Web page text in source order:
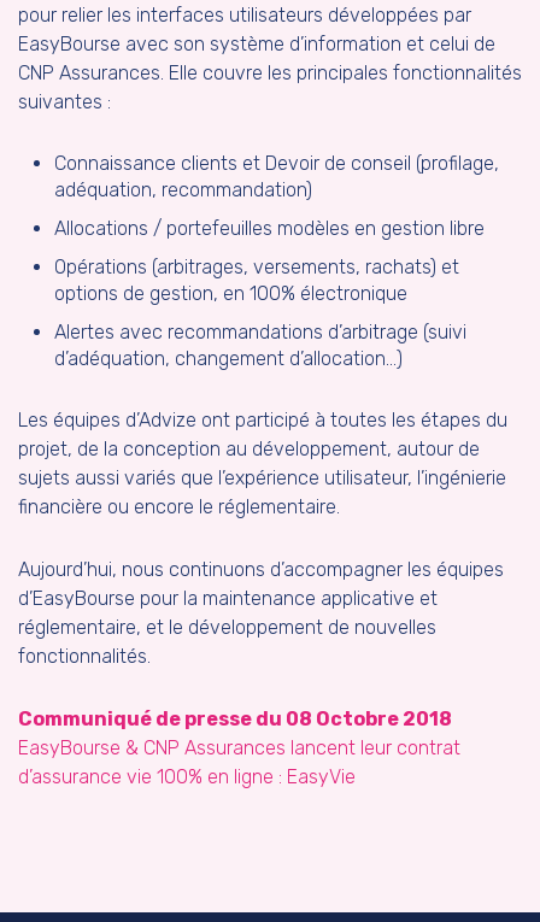
pour relier les interfaces utilisateurs développées par
EasyBourse avec son système d’information et celui de
CNP Assurances. Elle couvre les principales fonctionnalités
suivantes :
Connaissance clients et Devoir de conseil (profilage,
adéquation, recommandation)
Allocations / portefeuilles modèles en gestion libre
Opérations (arbitrages, versements, rachats) et
options de gestion, en 100% électronique
Alertes avec recommandations d’arbitrage (suivi
d’adéquation, changement d’allocation…)
Les équipes d’Advize ont participé à toutes les étapes du
projet, de la conception au développement, autour de
sujets aussi variés que l’expérience utilisateur, l’ingénierie
financière ou encore le réglementaire.
Aujourd’hui, nous continuons d’accompagner les équipes
d’EasyBourse pour la maintenance applicative et
réglementaire, et le développement de nouvelles
fonctionnalités.
Communiqué de presse du 08 Octobre 2018
EasyBourse & CNP Assurances lancent leur contrat
d’assurance vie 100% en ligne : EasyVie